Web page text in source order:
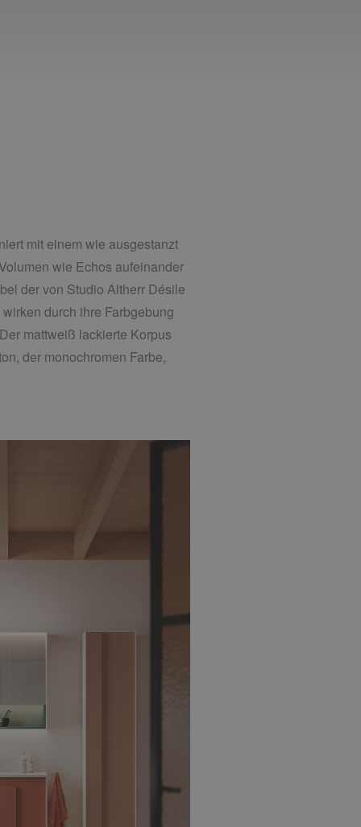
mit einem wie ausgestanzt
wie Echos aufeinander
der von Studio Altherr Désile
durch ihre Farbgebung
mattweiß lackierte Korpus
der monochromen Farbe,